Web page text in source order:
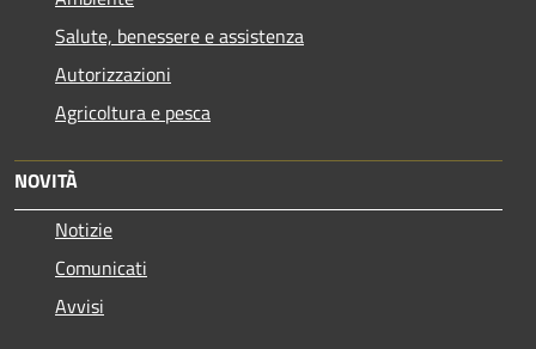
Salute, benessere e assistenza
Autorizzazioni
Agricoltura e pesca
NOVITÀ
Notizie
Comunicati
Avvisi